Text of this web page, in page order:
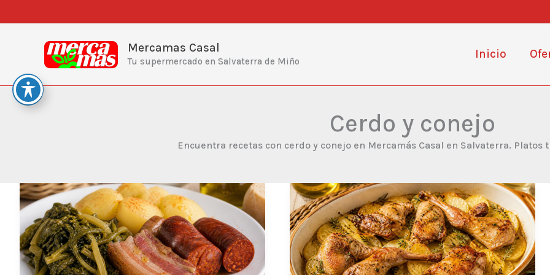
al
contenido
Mercamas Casal
Tu supermercado en Salvaterra de Miño
Inicio
Cerdo y conejo
Encuentra recetas con cerdo y conejo en Mercamás Casal en Salvaterra. Platos
Verduras
de
cocido
gallego
con
Conejo
al
horno
con
patatas